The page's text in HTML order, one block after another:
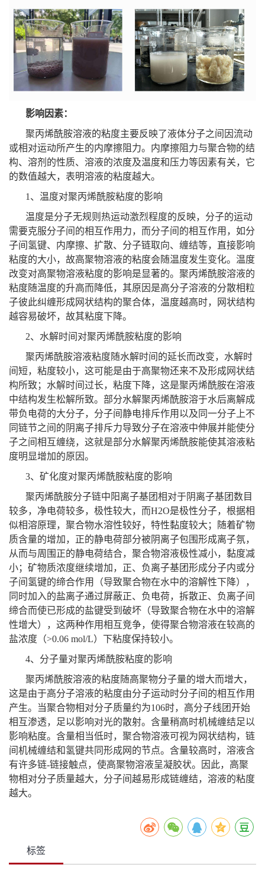
影响因素：
聚丙烯酰胺溶液的粘度主要反映了液体分子之间因流动
或相对运动所产生的内摩擦阻力。内摩擦阻力与聚合物的结
构、溶剂的性质、溶液的浓度及温度和压力等因素有关，它
的数值越大，表明溶液的粘度越大。
1、温度对聚丙烯酰胺粘度的影响
温度是分子无规则热运动激烈程度的反映，分子的运动
需要克服分子间的相互作用力，而分子间的相互作用，如分
子间氢键、内摩擦、扩散、分子链取向、缠结等，直接影响
粘度的大小，故高聚物溶液的粘度会随温度发生变化。温度
改变对高聚物溶液粘度的影响是显著的。聚丙烯酰胺溶液的
粘度随温度的升高而降低，其原因是高分子溶液的分散相粒
子彼此纠缠形成网状结构的聚合体，温度越高时，网状结构
越容易破坏，故其粘度下降。
2、水解时间对聚丙烯酰胺粘度的影响
聚丙烯酰胺溶液粘度随水解时间的延长而改变，水解时
间短，粘度较小，这可能是由于高聚物还来不及形成网状结
构所致；水解时间过长，粘度下降，这是聚丙烯酰胺在溶液
中结构发生松解所致。部分水解聚丙烯酰胺溶于水后离解成
带负电荷的大分子，分子间静电排斥作用以及同一分子上不
同链节之间的阴离子排斥力导致分子在溶液中伸展并能使分
子之间相互缠绕，这就是部分水解聚丙烯酰胺能使其溶液粘
度明显增加的原因。
3、矿化度对聚丙烯酰胺粘度的影响
聚丙烯酰胺分子链中阳离子基团相对于阴离子基团数目
较多，净电荷较多，极性较大，而H2O是极性分子，根据相
似相溶原理，聚合物水溶性较好，特性黏度较大；随着矿物
质含量的增加，正的静电荷部分被阴离子包围形成离子氛，
从而与周围正的静电荷结合，聚合物溶液极性减小，黏度减
小；矿物质浓度继续增加，正、负离子基团形成分子内或分
子间氢键的缔合作用（导致聚合物在水中的溶解性下降），
同时加入的盐离子通过屏蔽正、负电荷，拆散正、负离子间
缔合而使已形成的盐键受到破坏（导致聚合物在水中的溶解
性增大），这两种作用相互竞争，使得聚合物溶液在较高的
盐浓度（>0.06 mol/L）下粘度保持较小。
4、分子量对聚丙烯酰胺粘度的影响
聚丙烯酰胺溶液的粘度随高聚物分子量的增大而增大，
这是由于高分子溶液的粘度由分子运动时分子间的相互作用
产生。当聚合物相对分子质量约为106时，高分子线团开始
相互渗透，足以影响对光的散射。含量稍高时机械缠结足以
影响粘度。含量相当低时，聚合物溶液可视为网状结构，链
间机械缠结和氢键共同形成网的节点。含量较高时，溶液含
有许多链-链接触点，使高聚物溶液呈凝胶状。因此，高聚
物相对分子质量越大，分子间越易形成链缠结，溶液的粘度
越大。
标签